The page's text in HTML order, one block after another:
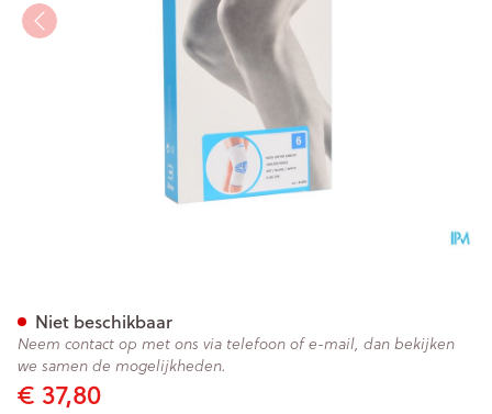
€ 37,80
Niet beschikbaar
Neem contact op met ons via telefoon of e-mail, dan bekijken
we samen de mogelijkheden.